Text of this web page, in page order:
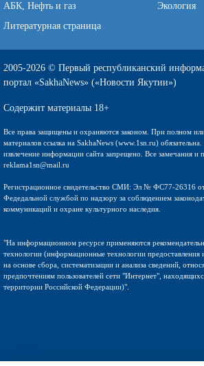
АБК, Нефть и газ
Экология
Литературная страница
2005-2026 © Первый республиканский
портал «SakhaNews» («Новости Якутии»)
Содержит материалы 18+
Все права защищены и охраняются законом. При полном
материалов ссылка на SakhaNews (www.1sn.ru)
извлечение информации сайта запрещено. Все замечания и
reklama1sn@mail.ru
Регистрационное свидетельство СМИ: Эл № ФС77-26316
Федедальной службой по надзору за соблюдением
коммуникаций и охране культурного наследия.
"На информационном ресурсе применяются
технологии (информационные технологии
на основе сбора, систематизации и анализа сведений,
предпочтениям пользователей сети "Интернет",
территории Российской Федерации)".